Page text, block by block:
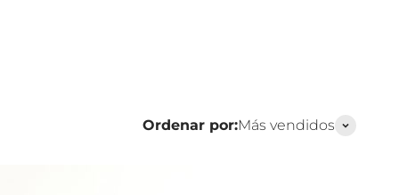
Ordenar por:Más vendidos